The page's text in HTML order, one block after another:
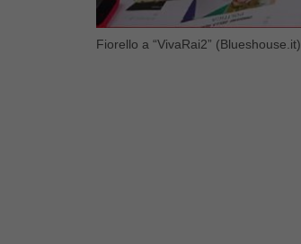
Fiorello a “VivaRai2” (Blueshouse.it)